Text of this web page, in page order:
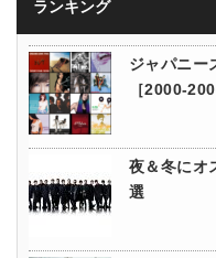
ランキング
ジャパニー
［2000-
夜＆冬にオ
選